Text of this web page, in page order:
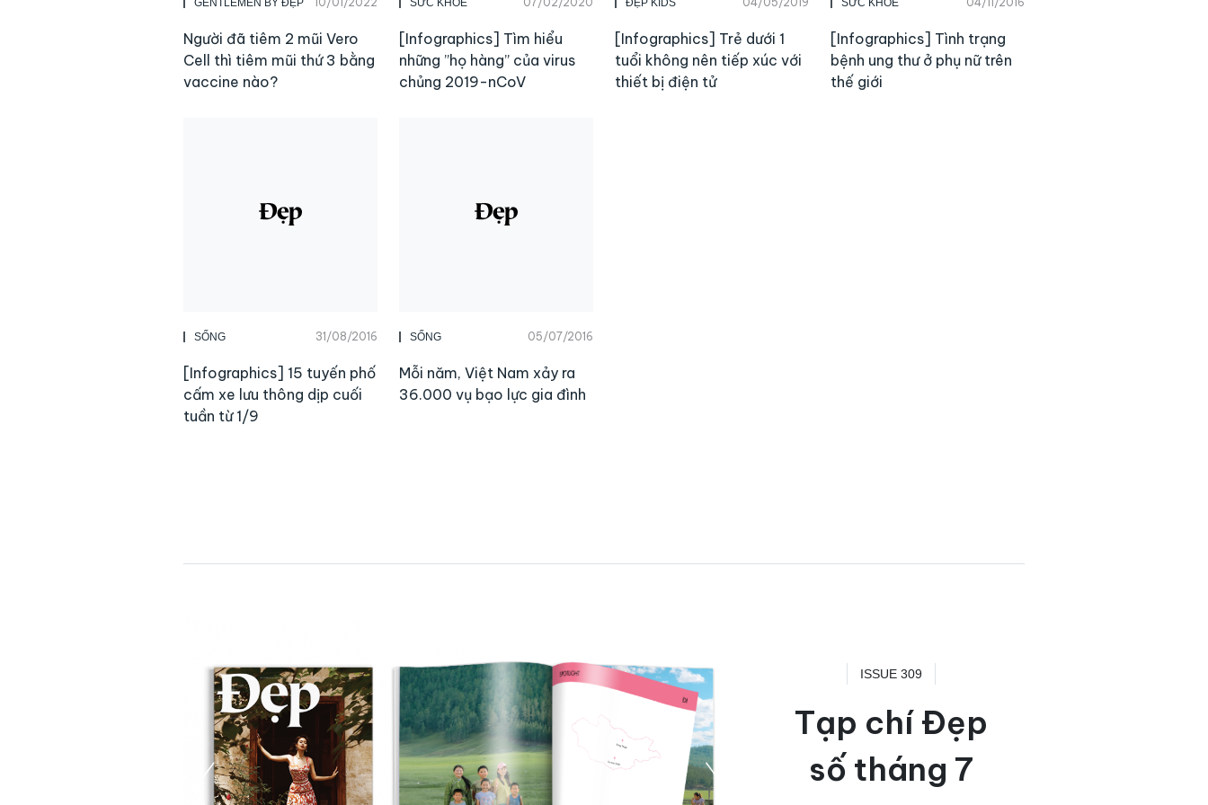
Người đã tiêm 2 mũi Vero
Cell thì tiêm mũi thứ 3 bằng
vaccine nào?
[Infographics] Tìm hiểu
những ”họ hàng” của virus
chủng 2019-nCoV
[Infographics] Trẻ dưới 1
tuổi không nên tiếp xúc với
thiết bị điện tử
[Infographics] Tình trạng
bệnh ung thư ở phụ nữ trên
thế giới
SỐNG 31/08/2016
[Infographics] 15 tuyến phố
cấm xe lưu thông dịp cuối
tuần từ 1/9
SỐNG 05/07/2016
Mỗi năm, Việt Nam xảy ra
36.000 vụ bạo lực gia đình
ISSUE 309
Tạp chí Đẹp
số tháng 7